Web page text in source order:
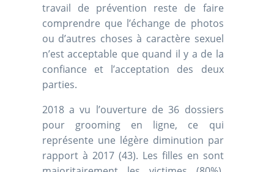
travail de prévention reste de faire
comprendre que l’échange de photos
ou d’autres choses à caractère sexuel
n’est acceptable que quand il y a de la
confiance et l’acceptation des deux
parties.
2018 a vu l’ouverture de 36 dossiers
pour grooming en ligne, ce qui
représente une légère diminution par
rapport à 2017 (43). Les filles en sont